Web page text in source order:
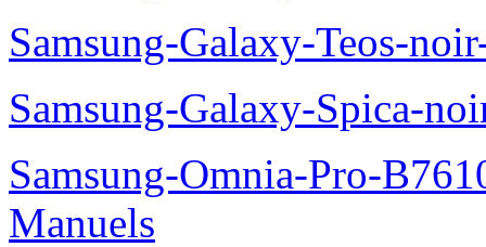
Samsung-Galaxy-Teos-
Samsung-Galaxy-Spica-
Samsung-Omnia-Pro-
Manuels